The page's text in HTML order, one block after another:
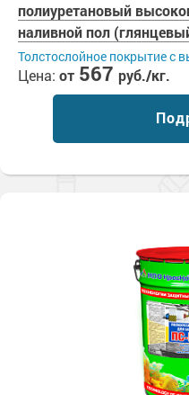
полиуретановый
наливной пол
Толстослойное покрытие с
Цена: от 567 руб./кг.